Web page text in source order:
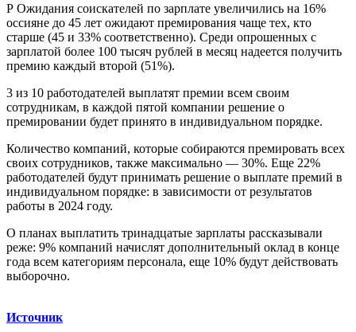
Р Ожидания соискателей по зарплате увеличились на 16%
оссияне до 45 лет ожидают премирования чаще тех, кто
старше (45 и 33% соответственно). Среди опрошенных с
зарплатой более 100 тысяч рублей в месяц надеется получить
премию каждый второй (51%).
3 из 10 работодателей выплатят премии всем своим
сотрудникам, в каждой пятой компании решение о
премировании будет принято в индивидуальном порядке.
Количество компаний, которые собираются премировать всех
своих сотрудников, также максимально — 30%. Еще 22%
работодателей будут принимать решение о выплате премий в
индивидуальном порядке: в зависимости от результатов
работы в 2024 году.
О планах выплатить тринадцатые зарплаты рассказывали
реже: 9% компаний начислят дополнительный оклад в конце
года всем категориям персонала, еще 10% будут действовать
выборочно.
Источник